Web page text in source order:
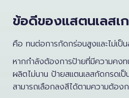
ข้อดีของแสตนเลสเ
คือ ทนต่อการกัดกร่อนสูงและไม่เป็
หากกำลังต้องการป้ายที่มีความคงท
ผลิตไม่นาน ป้ายสแตนเลสกัดกรดเ
สามารถเลือกลงสีได้ตามความต้อง